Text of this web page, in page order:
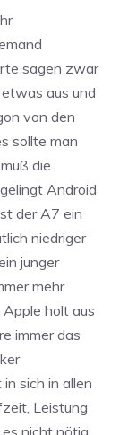
sagen zwar
aus und
von den
sollte man
die
Android
der A7 ein
niedriger
junger
mehr
holt aus
immer das
sich in allen
Leistung